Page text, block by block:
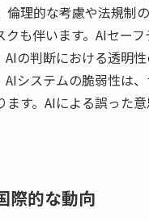
理的な考慮や法規制
も伴います。AIセー
の判断における透明
システムの脆弱性は
す。AIによる誤った
際的な動向